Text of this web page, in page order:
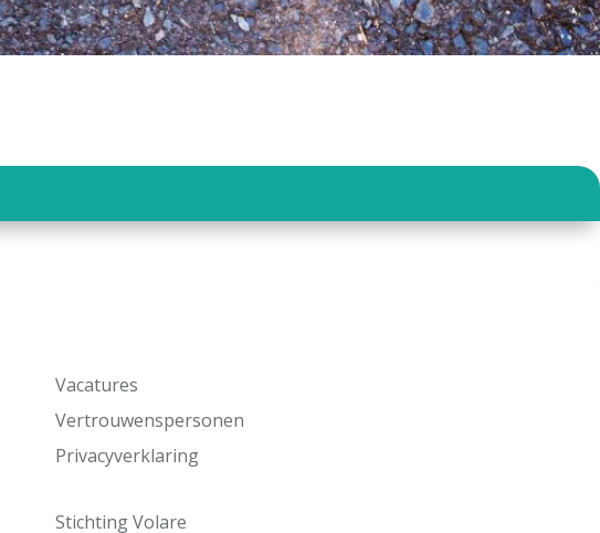
Vacatures
Vertrouwenspersonen
Privacyverklaring
Stichting Volare